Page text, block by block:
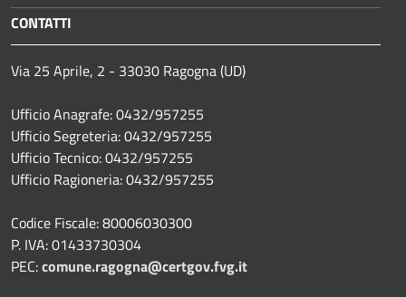
CONTATTI
Via 25 Aprile, 2 - 33030 Ragogna (UD)
Ufficio Anagrafe: 0432/957255
Ufficio Segreteria: 0432/957255
Ufficio Tecnico: 0432/957255
Ufficio Ragioneria: 0432/957255
Codice Fiscale: 80006030300
P. IVA: 01433730304
PEC:comune.ragogna@certgov.fvg.it